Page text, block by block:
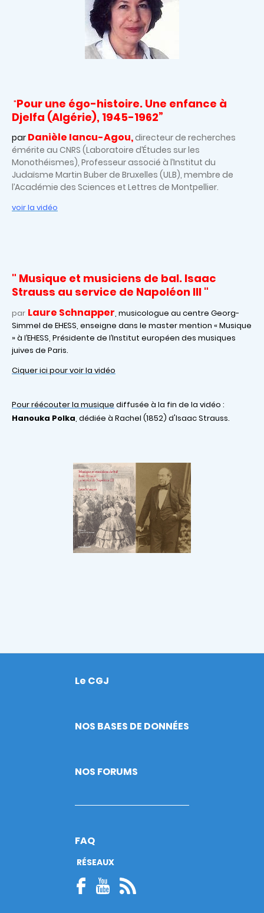
"Pour une égo-histoire. Une enfance à
Djelfa (Algérie), 1945-1962”
par Danièle Iancu-Agou,directeur de recherches
émérite au CNRS (Laboratoire d’Études sur les
Monothéismes), Professeur associé à l’Institut du
Judaïsme Martin Buber de Bruxelles (ULB), membre de
l’Académie des Sciences et Lettres de Montpellier.
voir la vidéo
" Musique et musiciens de bal. Isaac
Strauss au service de Napoléon III "
par Laure Schnapper, musicologue au centre Georg-
Simmel de EHESS, enseigne dans le master mention « Musique
» à l’EHESS, Présidente de l’Institut européen des musiques
juives de Paris.
Ciquer ici pour voir la vidéo
Pour réécouter la musique diffusée à la fin de la vidéo :
Hanouka Polka , dédiée à Rachel (1852) d'Isaac Strauss.
Footer
Le CGJ
NOS BASES DE DONNÉES
NOS FORUMS
FAQ
RÉSEAUX